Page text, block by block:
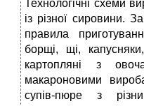
Технологічні схеми
із різної сировини.
правила
борщі, щі,
картопляні з
макароновими
супів-пюре з